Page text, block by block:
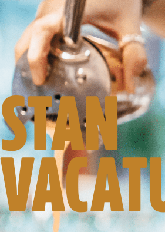
STAN